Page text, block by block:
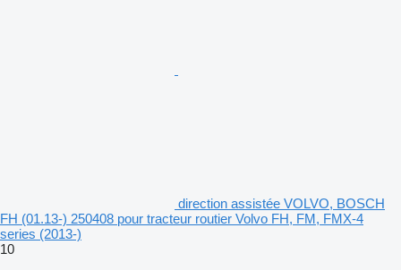
direction assistée VOLVO, BOSCH
FH (01.13-) 250408 pour tracteur routier Volvo FH, FM, FMX-4
series (2013-)
10